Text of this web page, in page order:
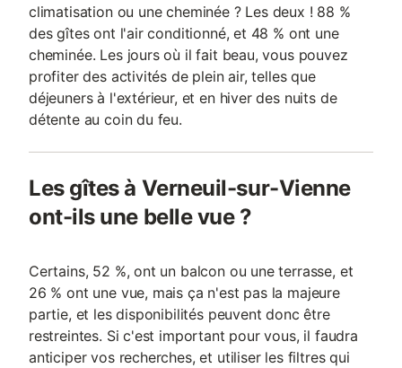
climatisation ou une cheminée ? Les deux ! 88 %
des gîtes ont l'air conditionné, et 48 % ont une
cheminée. Les jours où il fait beau, vous pouvez
profiter des activités de plein air, telles que
déjeuners à l'extérieur, et en hiver des nuits de
détente au coin du feu.
Les gîtes à Verneuil-sur-Vienne
ont-ils une belle vue ?
Certains, 52 %, ont un balcon ou une terrasse, et
26 % ont une vue, mais ça n'est pas la majeure
partie, et les disponibilités peuvent donc être
restreintes. Si c'est important pour vous, il faudra
anticiper vos recherches, et utiliser les filtres qui